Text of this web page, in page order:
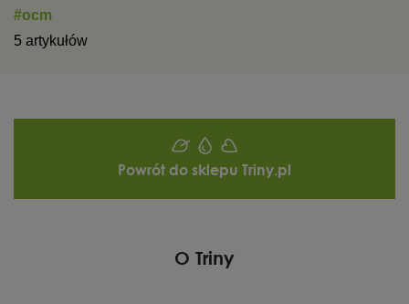
#ocm
5 artykułów
Powrót do sklepu Triny.pl
O Triny